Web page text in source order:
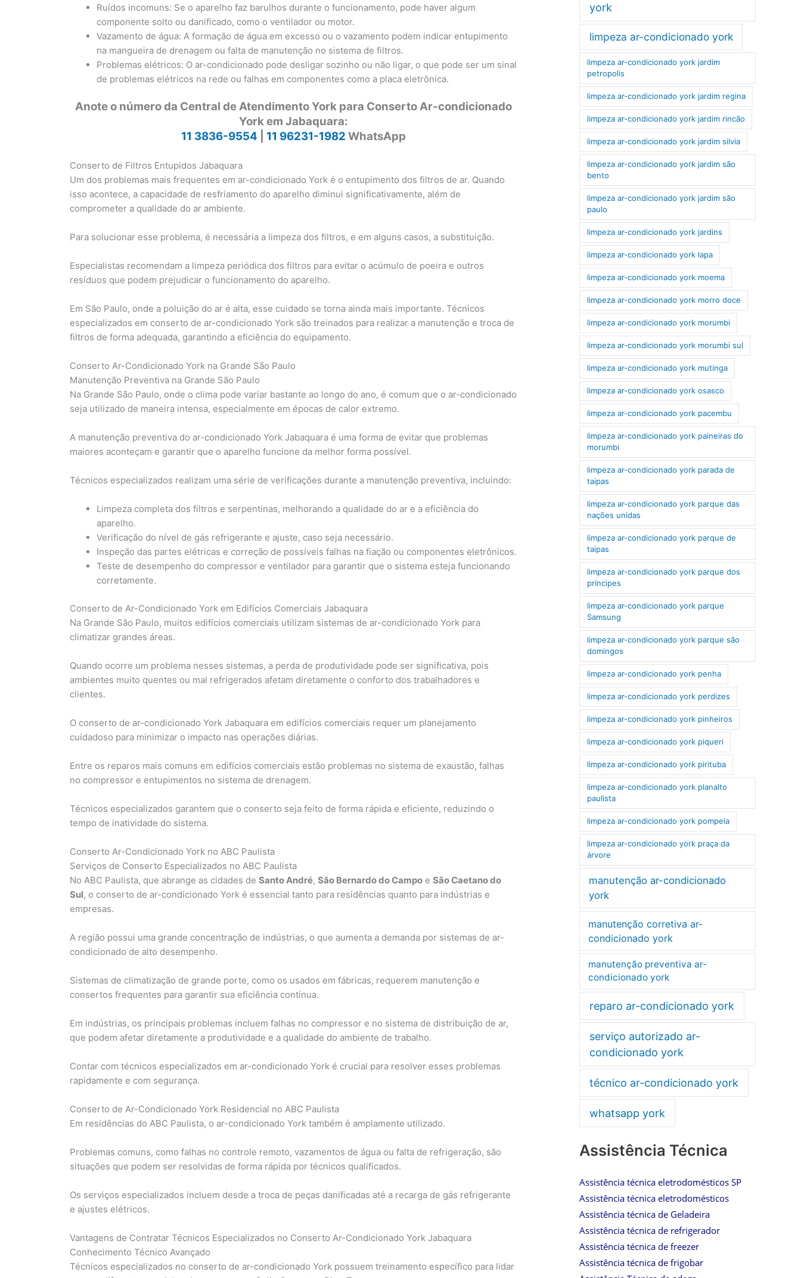
Ruídos incomuns: Se o aparelho faz barulhos durante o funcionamento, pode haver algum
componente solto ou danificado, como o ventilador ou motor.
Vazamento de água: A formação de água em excesso ou o vazamento podem indicar entupimento
na mangueira de drenagem ou falta de manutenção no sistema de filtros.
Problemas elétricos: O ar-condicionado pode desligar sozinho ou não ligar, o que pode ser um sinal
de problemas elétricos na rede ou falhas em componentes como a placa eletrônica.
Anote o número da Central de Atendimento York para Conserto Ar-condicionado
York em Jabaquara:
11 3836-9554
11 96231-1982 WhatsApp
Conserto de Filtros Entupidos Jabaquara
Um dos problemas mais frequentes em ar-condicionado York é o entupimento dos filtros de ar. Quando
isso acontece, a capacidade de resfriamento do aparelho diminui significativamente, além de
comprometer a qualidade do ar ambiente.
Para solucionar esse problema, é necessária a limpeza dos filtros, e em alguns casos, a substituição.
Especialistas recomendam a limpeza periódica dos filtros para evitar o acúmulo de poeira e outros
resíduos que podem prejudicar o funcionamento do aparelho.
Em São Paulo, onde a poluição do ar é alta, esse cuidado se torna ainda mais importante. Técnicos
especializados em conserto de ar-condicionado York são treinados para realizar a manutenção e troca de
filtros de forma adequada, garantindo a eficiência do equipamento.
Conserto Ar-Condicionado York na Grande São Paulo
Manutenção Preventiva na Grande São Paulo
Na Grande São Paulo, onde o clima pode variar bastante ao longo do ano, é comum que o ar-condicionado
seja utilizado de maneira intensa, especialmente em épocas de calor extremo.
A manutenção preventiva do ar-condicionado York Jabaquara é uma forma de evitar que problemas
maiores aconteçam e garantir que o aparelho funcione da melhor forma possível.
Técnicos especializados realizam uma série de verificações durante a manutenção preventiva, incluindo:
Limpeza completa dos filtros e serpentinas, melhorando a qualidade do ar e a eficiência do
aparelho.
Verificação do nível de gás refrigerante e ajuste, caso seja necessário.
Inspeção das partes elétricas e correção de possíveis falhas na fiação ou componentes eletrônicos.
Teste de desempenho do compressor e ventilador para garantir que o sistema esteja funcionando
corretamente.
Conserto de Ar-Condicionado York em Edifícios Comerciais Jabaquara
Na Grande São Paulo, muitos edifícios comerciais utilizam sistemas de ar-condicionado York para
climatizar grandes áreas.
Quando ocorre um problema nesses sistemas, a perda de produtividade pode ser significativa, pois
ambientes muito quentes ou mal refrigerados afetam diretamente o conforto dos trabalhadores e
clientes.
O conserto de ar-condicionado York Jabaquara em edifícios comerciais requer um planejamento
cuidadoso para minimizar o impacto nas operações diárias.
Entre os reparos mais comuns em edifícios comerciais estão problemas no sistema de exaustão, falhas
no compressor e entupimentos no sistema de drenagem.
Técnicos especializados garantem que o conserto seja feito de forma rápida e eficiente, reduzindo o
tempo de inatividade do sistema.
Conserto Ar-Condicionado York no ABC Paulista
Serviços de Conserto Especializados no ABC Paulista
No ABC Paulista, que abrange as cidades de Santo André, São Bernardo do Campo e São Caetano do
Sul, o conserto de ar-condicionado York é essencial tanto para residências quanto para indústrias e
empresas.
A região possui uma grande concentração de indústrias, o que aumenta a demanda por sistemas de ar-
condicionado de alto desempenho.
Sistemas de climatização de grande porte, como os usados em fábricas, requerem manutenção e
consertos frequentes para garantir sua eficiência contínua.
Em indústrias, os principais problemas incluem falhas no compressor e no sistema de distribuição de ar,
que podem afetar diretamente a produtividade e a qualidade do ambiente de trabalho.
Contar com técnicos especializados em ar-condicionado York é crucial para resolver esses problemas
rapidamente e com segurança.
Conserto de Ar-Condicionado York Residencial no ABC Paulista
Em residências do ABC Paulista, o ar-condicionado York também é amplamente utilizado.
Problemas comuns, como falhas no controle remoto, vazamentos de água ou falta de refrigeração, são
situações que podem ser resolvidas de forma rápida por técnicos qualificados.
Os serviços especializados incluem desde a troca de peças danificadas até a recarga de gás refrigerante
e ajustes elétricos.
Vantagens de Contratar Técnicos Especializados no Conserto Ar-Condicionado York Jabaquara
Conhecimento Técnico Avançado
Técnicos especializados no conserto de ar-condicionado York possuem treinamento específico para lidar
york
limpeza ar-condicionado york
limpeza ar-condicionado york jardim
petropolis
limpeza ar-condicionado york jardim regina
limpeza ar-condicionado york jardim rincão
limpeza ar-condicionado york jardim silvia
limpeza ar-condicionado york jardim são
bento
limpeza ar-condicionado york jardim são
paulo
limpeza ar-condicionado york jardins
limpeza ar-condicionado york lapa
limpeza ar-condicionado york moema
limpeza ar-condicionado york morro doce
limpeza ar-condicionado york morumbi
limpeza ar-condicionado york morumbi sul
limpeza ar-condicionado york mutinga
limpeza ar-condicionado york osasco
limpeza ar-condicionado york pacembu
limpeza ar-condicionado york paineiras do
morumbi
limpeza ar-condicionado york parada de
taipas
limpeza ar-condicionado york parque das
nações unidas
limpeza ar-condicionado york parque de
taipas
limpeza ar-condicionado york parque dos
príncipes
limpeza ar-condicionado york parque
Samsung
limpeza ar-condicionado york parque são
domingos
limpeza ar-condicionado york penha
limpeza ar-condicionado york perdizes
limpeza ar-condicionado york pinheiros
limpeza ar-condicionado york piqueri
limpeza ar-condicionado york pirituba
limpeza ar-condicionado york planalto
paulista
limpeza ar-condicionado york pompeia
limpeza ar-condicionado york praça da
árvore
manutenção ar-condicionado
york
manutenção corretiva ar-
condicionado york
manutenção preventiva ar-
condicionado york
reparo ar-condicionado york
serviço autorizado ar-
condicionado york
técnico ar-condicionado york
whatsapp york
Assistência Técnica
Assistência técnica eletrodomésticos SP
Assistência técnica eletrodomésticos
Assistência técnica de Geladeira
Assistência técnica de refrigerador
Assistência técnica de freezer
Assistência técnica de frigobar